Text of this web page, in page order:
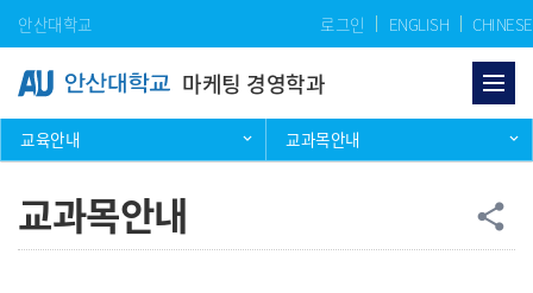
Skip Menu
안산대학교 로그인 ENGLISH CHINESE
마케팅 경영학과
교육안내 교과목안내
교과목안내 공
share